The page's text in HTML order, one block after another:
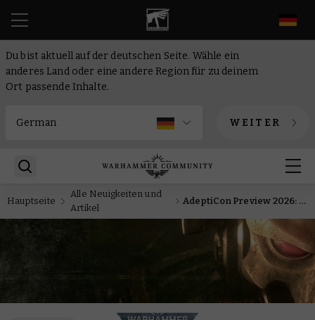
Du bist aktuell auf der deutschen Seite. Wähle ein
anderes Land oder eine andere Region für zu deinem
Ort passende Inhalte.
WEITER
Hauptseite
Alle Neuigkeiten und
Artikel
AdeptiCon Preview 2026: Wazdakka Gutsmek kämpft mit Kommissar Yarrick um das Schicksal von Armageddon